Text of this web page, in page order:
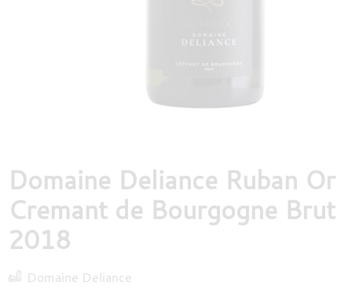
Domaine Deliance Ruban Or
Cremant de Bourgogne Brut
2018
Domaine Deliance